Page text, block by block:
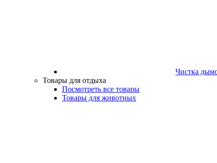
Чистка
Товары для отдыха
Посмотреть все товары
Товары для животных